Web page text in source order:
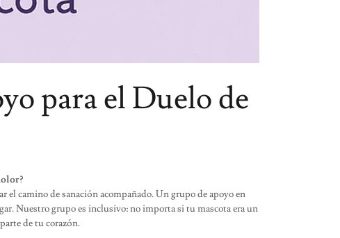
para el Duelo de
el camino de sanación acompañado. Un grupo de apoyo en
Nuestro grupo es inclusivo: no importa si tu mascota era un
de tu corazón.